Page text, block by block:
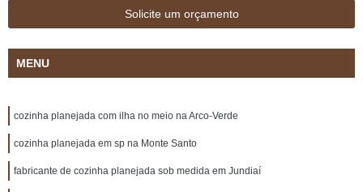
Solicite um orçamento
MENU
cozinha planejada com ilha no meio na Arco-Verde
cozinha planejada em sp na Monte Santo
fabricante de cozinha planejada sob medida em Jundiaí